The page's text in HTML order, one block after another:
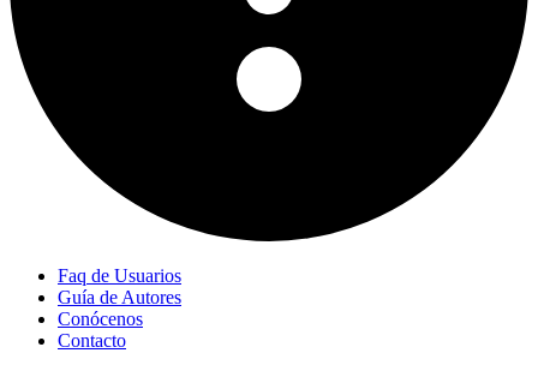
Faq de Usuarios
Guía de Autores
Conócenos
Contacto